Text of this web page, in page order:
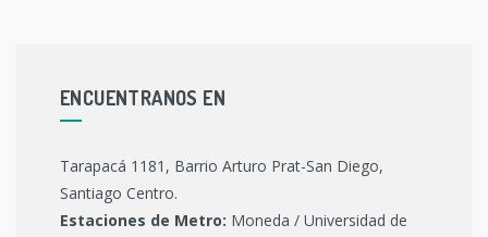
ENCUENTRANOS EN
Tarapacá 1181, Barrio Arturo Prat-San Diego,
Santiago Centro.
Estaciones de Metro: Moneda / Universidad de